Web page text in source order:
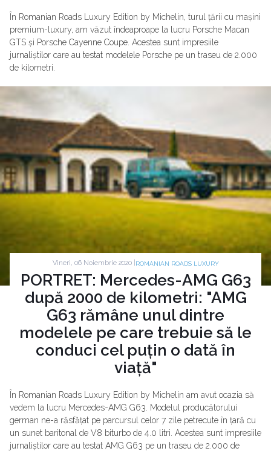
În Romanian Roads Luxury Edition by Michelin, turul țării cu mașini
premium-luxury, am văzut îndeaproape la lucru Porsche Macan
GTS și Porsche Cayenne Coupe. Acestea sunt impresiile
jurnaliștilor care au testat modelele Porsche pe un traseu de 2.000
de kilometri.
Vineri, 06 Noiembrie 2020 | ROMANIAN ROADS LUXURY
PORTRET: Mercedes-AMG G63
după 2000 de kilometri: "AMG
G63 rămâne unul dintre
modelele pe care trebuie să le
conduci cel puțin o dată în
viață"
În Romanian Roads Luxury Edition by Michelin am avut ocazia să
vedem la lucru Mercedes-AMG G63. Modelul producătorului
german ne-a răsfățat pe parcursul celor 7 zile petrecute în țară cu
un sunet baritonal de V8 biturbo de 4.0 litri. Acestea sunt impresiile
jurnaliștilor care au testat AMG G63 pe un traseu de 2.000 de